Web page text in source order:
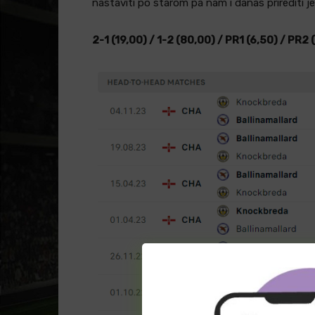
nastaviti po starom pa nam i danas prirediti
2-1 (19,00) / 1-2 (80,00) / PR1 (6,50) / PR2